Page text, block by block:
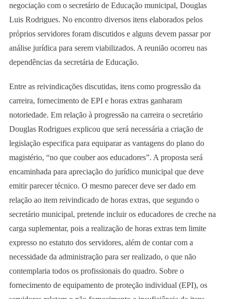
negociação com o secretário de Educação municipal, Douglas
Luis Rodrigues. No encontro diversos itens elaborados pelos
próprios servidores foram discutidos e alguns devem passar por
análise jurídica para serem viabilizados. A reunião ocorreu nas
dependências da secretária de Educação.
Entre as reivindicações discutidas, itens como progressão da
carreira, fornecimento de EPI e horas extras ganharam
notoriedade. Em relação à progressão na carreira o secretário
Douglas Rodrigues explicou que será necessária a criação de
legislação especifica para equiparar as vantagens do plano do
magistério, “no que couber aos educadores”. A proposta será
encaminhada para apreciação do jurídico municipal que deve
emitir parecer técnico. O mesmo parecer deve ser dado em
relação ao item reivindicado de horas extras, que segundo o
secretário municipal, pretende incluir os educadores de creche na
carga suplementar, pois a realização de horas extras tem limite
expresso no estatuto dos servidores, além de contar com a
necessidade da administração para ser realizado, o que não
contemplaria todos os profissionais do quadro. Sobre o
fornecimento de equipamento de proteção individual (EPI), os